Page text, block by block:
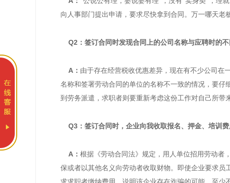
向人事部门提出申请，要求尽快拿到合同。万一哪天
Q2：签订合同时发现合同上的公司名称与应聘时的不
A： 由于存在经营税收优惠差异，现在有不少公司在
名称和签署劳动合同的单位的名称不一致的情况，要
到劳务派遣，求职者则要重新考虑这份工作对自己所带
Q3：签订合同时，企业向我收取报名、押金、培训
A： 根据《劳动合同法》规定，用人单位招用劳动者
保或者以其他名义向劳动者收取财物。即使企业要求